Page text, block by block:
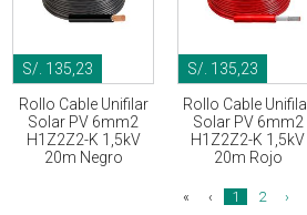
S/. 135,23
Rollo Cable Unifilar
Solar PV 6mm2
H1Z2Z2-K 1,5kV
20m Negro
S/. 135,23
Rollo Cable
Solar PV 6mm2
H1Z2Z2-K 1,5kV
20m Rojo
« ‹ 1 2 ›